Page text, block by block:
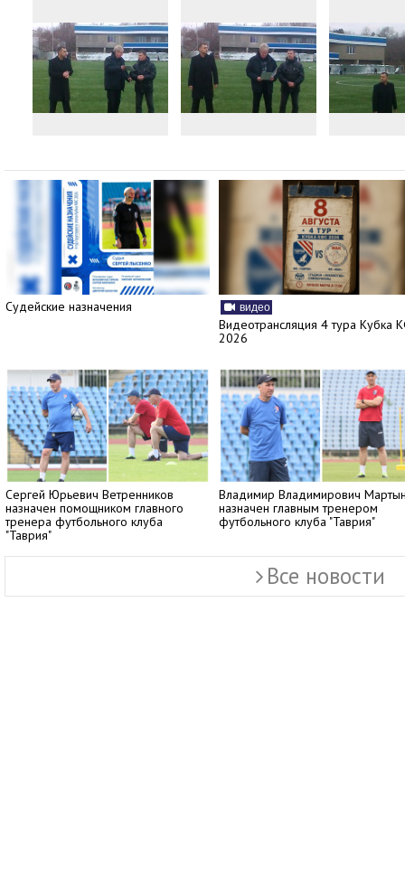
Судейские назначения видео
Видеотрансляция 4 тура Кубка
2026
Сергей Юрьевич Ветренников
назначен помощником главного
тренера футбольного клуба
"Таврия"
Владимир Владимирович
назначен главным тренером
футбольного клуба "Таврия"
Все новости